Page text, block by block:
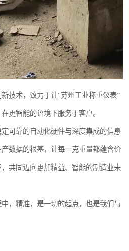
技术，致力于让“苏州工业称重仪表”
更智能的语境下服务于客户。
可靠的自动化硬件与深度集成的信息
数据的根基，让每一克重量都蕴含价
共同迈向更加精益、智能的制造业未
，精准，是一切的起点，也是我们与